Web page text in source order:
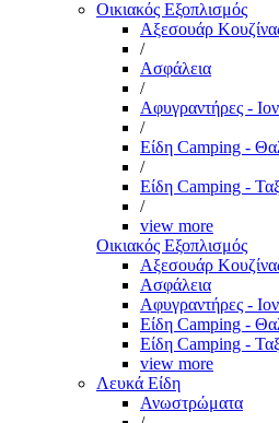
Οικιακός Εξοπλισμός
Αξεσουάρ
/
Ασφάλεια
/
Αφυγραντήρες -
/
Είδη Camping -
/
Είδη Camping -
/
view more
Οικιακός Εξοπλισμός
Αξεσουάρ
Ασφάλεια
Αφυγραντήρες -
Είδη Camping -
Είδη Camping -
view more
Λευκά Είδη
Ανωστρώματα